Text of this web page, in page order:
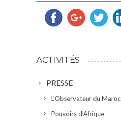
ACTIVITÉS
PRESSE
L’Observateur du Maroc
Pouvoirs d’Afrique